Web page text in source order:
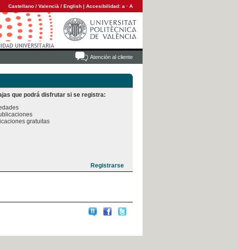
Castellano / Valencià / English | Accesibilidad: a · A
Atención al cliente
que podrá disfrutar si se registra:
gratuitas